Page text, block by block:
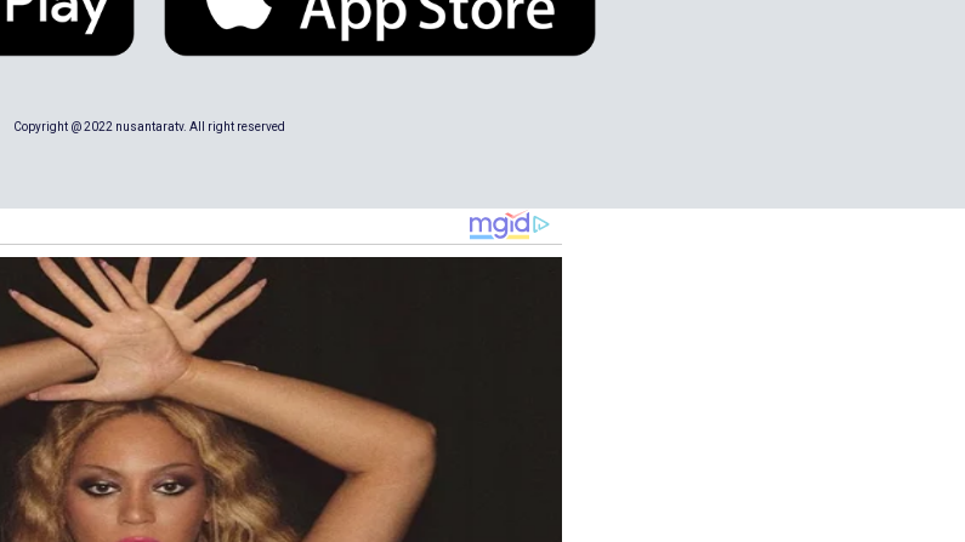
Copyright @ 2022 nusantaratv. All right reserved